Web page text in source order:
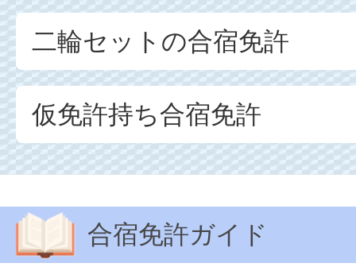
二輪セットの合宿免許
仮免許持ち合宿免許
合宿免許ガイド